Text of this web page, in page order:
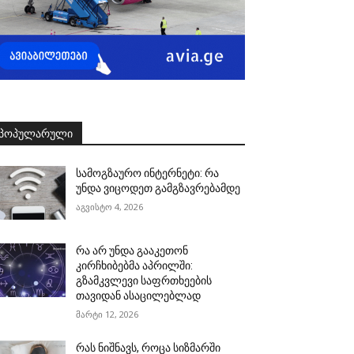
სამოგზაურო ინტერნეტი: რა
უნდა ვიცოდეთ გამგზავრებამდე
აგვისტო 4, 2026
რა არ უნდა გააკეთონ
კირჩხიბებმა აპრილში:
გზამკვლევი საფრთხეების
თავიდან ასაცილებლად
მარტი 12, 2026
რას ნიშნავს, როცა სიზმარში